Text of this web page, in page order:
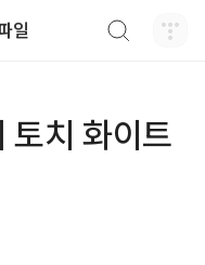
일
토치 화이트